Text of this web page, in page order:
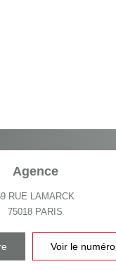
Agence
RUE LAMARCK
75018 PARIS
Voir le numéro